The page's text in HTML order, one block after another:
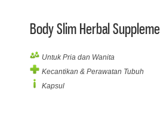
Body Slim Herbal
Untuk Pria dan Wanita
Kecantikan & Perawatan Tubuh
Kapsul